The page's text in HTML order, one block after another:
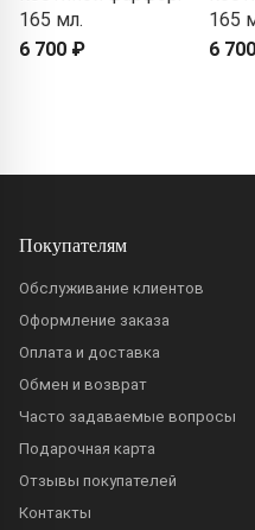
165 мл.
6 700 ₽
165
6
Покупателям
Обслуживание клиентов
Оформление заказа
Оплата и доставка
Обмен и возврат
Часто задаваемые вопросы
Подарочная карта
Отзывы покупателей
Контакты